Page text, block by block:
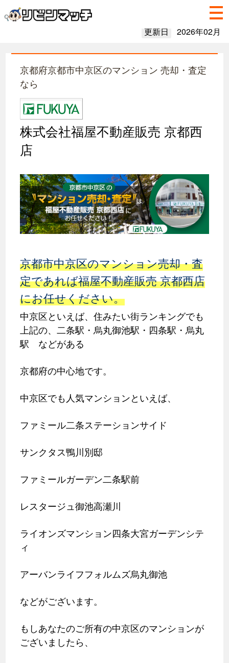
更新日 2026年02月
京都府京都市中京区のマンション 売却・査定
なら
株式会社福屋不動産販売 京都西
店
京都市中京区のマンション売却・査
定であれば福屋不動産販売 京都西店
にお任せください。
中京区といえば、住みたい街ランキングでも
上記の、二条駅・烏丸御池駅・四条駅・烏丸
駅 などがある
京都府の中心地です。
中京区でも人気マンションといえば、
ファミール二条ステーションサイド
サンクタス鴨川別邸
ファミールガーデン二条駅前
レスタージュ御池高瀬川
ライオンズマンション四条大宮ガーデンシテ
ィ
アーバンライフフォルムズ烏丸御池
などがございます。
もしあなたのご所有の中京区のマンションが
ございましたら、